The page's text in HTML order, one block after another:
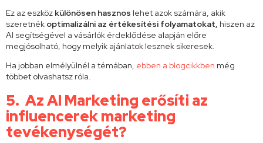
Ez az eszköz különösen hasznos lehet azok számára, akik
szeretnék optimalizálni az értékesítési folyamatokat, hiszen az
AI segítségével a vásárlók érdeklődése alapján előre
megjósolható, hogy melyik ajánlatok lesznek sikeresek.
Ha jobban elmélyülnél a témában, ebben a blogcikkben még
többet olvashatsz róla.
5. Az AI Marketing erősíti az
influencerek marketing
tevékenységét?